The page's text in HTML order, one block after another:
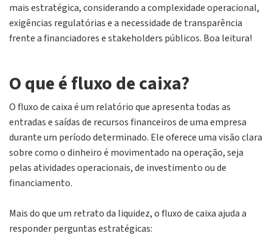
mais estratégica, considerando a complexidade operacional,
exigências regulatórias e a necessidade de transparência
frente a financiadores estakeholders públicos. Boa leitura!
O que é fluxo de caixa?
O fluxo de caixa é um relatório que apresenta todas as
entradas e saídas de recursos financeiros de uma empresa
durante um período determinado. Ele oferece uma visão clara
sobre como o dinheiro é movimentado na operação, seja
pelas atividades operacionais, de investimento ou de
financiamento.
Mais do que um retrato da liquidez, o fluxo de caixa ajuda a
responder perguntas estratégicas: